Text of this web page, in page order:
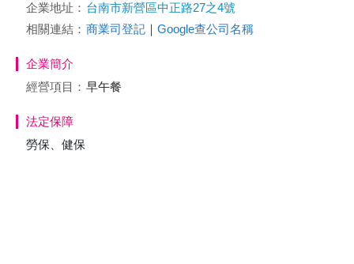
企業地址： 台南市新營區中正路27之4號
相關連結： 商業司登記 ｜ Google查公司名稱
企業簡介
經營項目： 早午餐
法定保障
勞保、健保